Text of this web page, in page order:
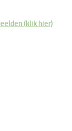
(klik hier)